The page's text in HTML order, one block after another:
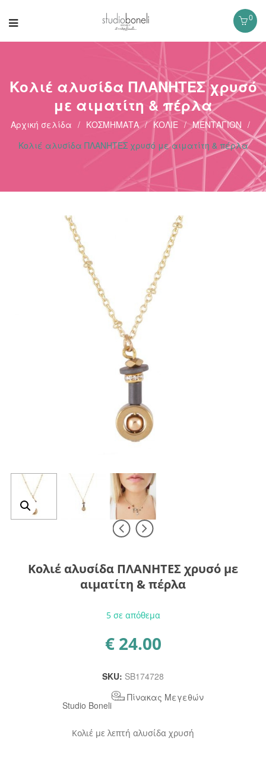
0
Κολιέ αλυσίδα ΠΛΑΝΗΤΕΣ χρυσό
με αιματίτη & πέρλα
Αρχική σελίδα / ΚΟΣΜΗΜΑΤΑ / ΚΟΛΙΕ / ΜΕΝΤΑΓΙΟΝ /
Κολιέ αλυσίδα ΠΛΑΝΗΤΕΣ χρυσό με αιματίτη & πέρλα
Κολιέ αλυσίδα ΠΛΑΝΗΤΕΣ χρυσό με
αιματίτη & πέρλα
5 σε απόθεμα
€24.00
SKU: SB174728
Studio Boneli
Πίνακας Μεγεθών
Κολιέ με λεπτή αλυσίδα χρυσή